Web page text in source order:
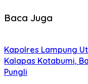
Baca Juga
Kapolres Lampung
Kalapas Kotabumi,
Pungli